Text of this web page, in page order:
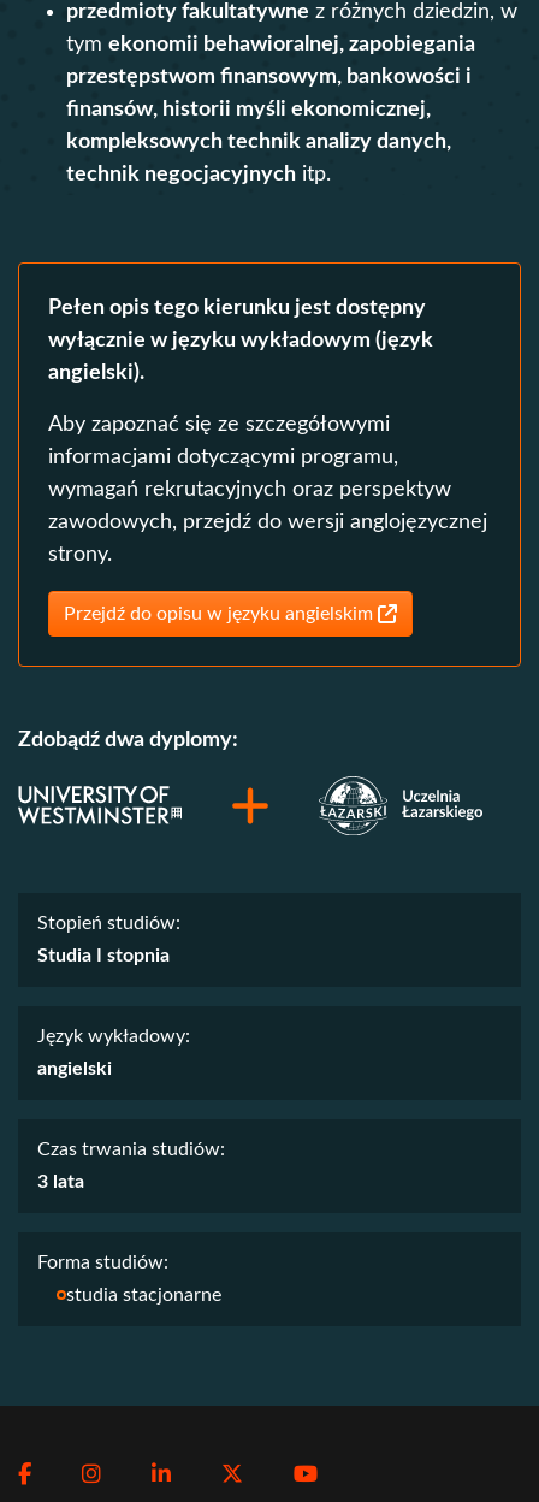
przedmioty fakultatywne z różnych dziedzin, w
tym ekonomii behawioralnej, zapobiegania
przestępstwom finansowym, bankowości i
finansów, historii myśli ekonomicznej,
kompleksowych technik analizy danych,
technik negocjacyjnych itp.
Pełen opis tego kierunku jest dostępny
wyłącznie w języku wykładowym (język
angielski).
Aby zapoznać się ze szczegółowymi
informacjami dotyczącymi programu,
wymagań rekrutacyjnych oraz perspektyw
zawodowych, przejdź do wersji anglojęzycznej
strony.
Przejdź do opisu w języku angielskim
Zdobądź dwa dyplomy:
Stopień studiów:
Studia I stopnia
Język wykładowy:
angielski
Czas trwania studiów:
3 lata
Forma studiów:
studia stacjonarne
Social
FacebookInstagram
LinkedInTwitterYoutube